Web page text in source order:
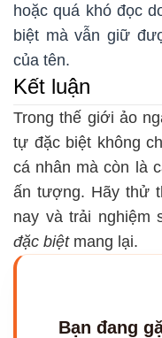
hoặc quá khó đọc
biệt mà vẫn giữ
của tên.
Kết luận
Trong thế giới ảo
tự đặc biệt không
cá nhân mà còn là
ấn tượng. Hãy thử
nay và trải
đặc biệtmang lại.
Bạn đang